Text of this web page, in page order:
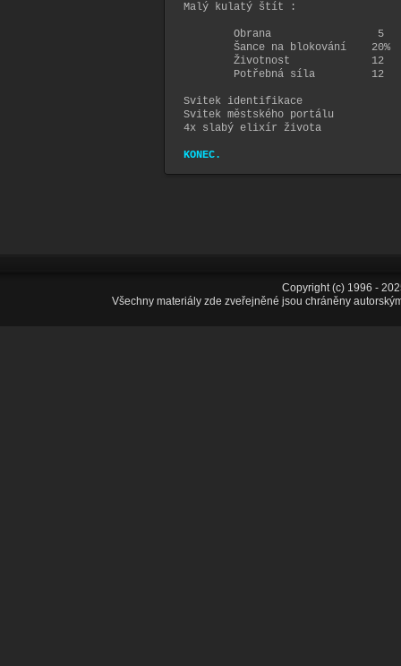
Malý kulatý štít :
Obrana 5
Šance na blokování 20%
Životnost 12
Potřebná síla 12
Svitek identifikace
Svitek městského portálu
4x slabý elixír života
KONEC.
Copyright (c) 1996 -
Všechny materiály zde zveřejněné jsou chráněny